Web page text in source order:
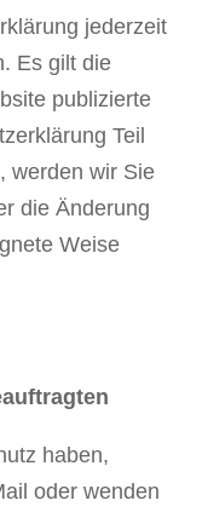
jederzeit
Es gilt die
publizierte
Teil
werden wir Sie
die Änderung
Weise
haben,
oder wenden